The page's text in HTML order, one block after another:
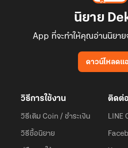
นิยาย
App ที่จะทำให้คุณอ่านนิยาย
ดาวน์โหลดแ
วิธีการใช้งาน
วิธีเติม Coin / ชำระเงิน
วิธีซื้อนิยาย
ติดต่
LINE